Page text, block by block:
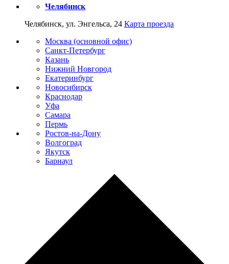
Челябинск
Челябинск, ул. Энгельса, 24 Карта проезда
Москва (основной офис)
Санкт-Петербург
Казань
Нижний Новгород
Екатеринбург
Новосибирск
Краснодар
Уфа
Самара
Пермь
Ростов-на-Дону
Волгоград
Якутск
Барнаул